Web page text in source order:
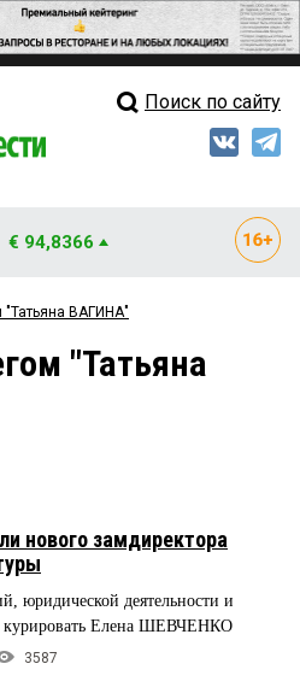
Свежий выпуск
Мнения
Рейтинги
Поиск по сайту
€ 94,8366
"Татьяна ВАГИНА"
"Татьяна
нового замдиректора
юридической деятельности и
курировать Елена ШЕВЧЕНКО
3587